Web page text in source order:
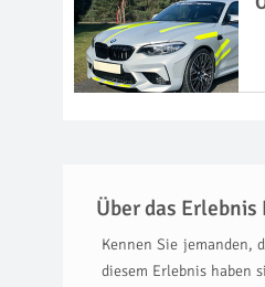
Über das
Kennen Sie jemanden,
diesem Erlebnis haben